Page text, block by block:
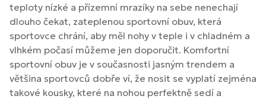
teploty nízké a přízemní mrazíky na sebe nenechají
dlouho čekat, zateplenou sportovní obuv, která
sportovce chrání, aby měl nohy v teple i v chladném a
vlhkém počasí můžeme jen doporučit. Komfortní
sportovní obuv je v současnosti jasným trendem a
většina sportovců dobře ví, že nosit se vyplatí zejména
takové kousky, které na nohou perfektně sedí a